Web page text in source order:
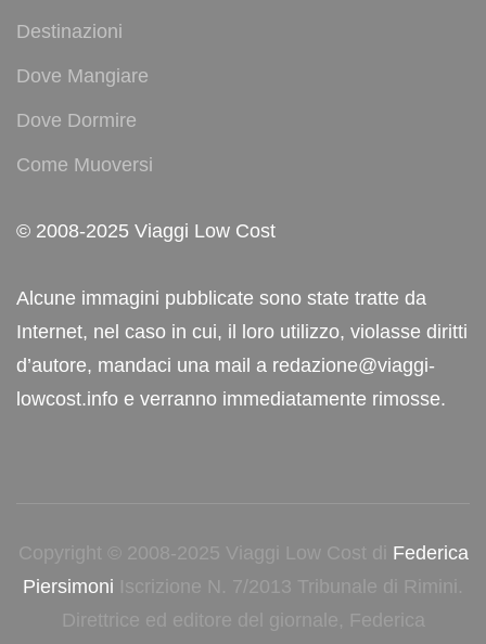
Destinazioni
Dove Mangiare
Dove Dormire
Come Muoversi
© 2008-2025 Viaggi Low Cost
Alcune immagini pubblicate sono state tratte da
Internet, nel caso in cui, il loro utilizzo, violasse diritti
d’autore, mandaci una mail a redazione@viaggi-
lowcost.info e verranno immediatamente rimosse.
Copyright © 2008-2025 Viaggi Low Cost di Federica
Piersimoni Iscrizione N. 7/2013 Tribunale di Rimini.
Direttrice ed editore del giornale, Federica